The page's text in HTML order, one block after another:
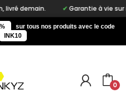
Garantie à vie sur notre
sur tous nos produits avec le code
INK10
0